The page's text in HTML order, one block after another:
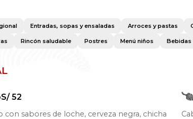
Entradas, sopas y ensaladas Arroces y pastas
Rincón saludable Postres Menú niños Bebidas
S/ 52
sabores de loche, cerveza negra, chicha